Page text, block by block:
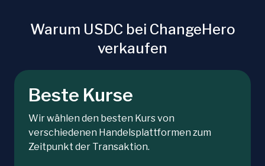
Warum USDC bei ChangeHero
verkaufen
Beste Kurse
Wir wählen den besten Kurs von
verschiedenen Handelsplattformen zum
Zeitpunkt der Transaktion.